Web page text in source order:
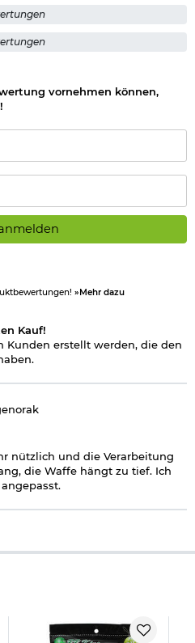
vom Schützen abgenommen
die gepolsterte Schulterauflage
Breite verhindert.
HD
bei vielen Gewehren.
Verbundkunststoff / Metall
Technology Ltd.
EU
vornehmen können,
»Mehr dazu
Kauf!
Kunden erstellt werden, die den
nützlich und die Verarbeitung
die Waffe hängt zu tief. Ich